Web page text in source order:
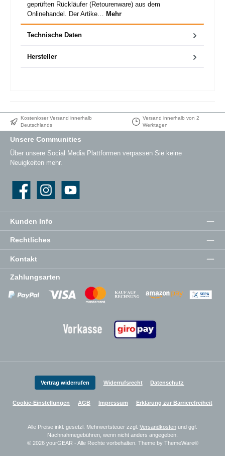
geprüften Rückläufer (Retourenware) aus dem
Onlinehandel. Der Artike… Mehr
Technische Daten
Hersteller
Kostenloser Versand innerhalb
Deutschlands
Versand innerhalb von 2
Werktagen
Kunden Info
Rechtliches
Kontakt
Unsere Communities
Über unsere Social Media Plattformen verpassen Sie keine
Neuigkeiten mehr.
Instagram YouTube
Zahlungsarten
Zahlungsanbieter Zahlungsanbieter
Zahlungsanbieter
Vertrag widerrufen Widerrufsrecht Datenschutz
Cookie-Einstellungen AGB Impressum Erklärung zur Barrierefreiheit
Alle Preise inkl. gesetzl. Mehrwertsteuer zzgl. Versandkosten und ggf.
Nachnahmegebühren, wenn nicht anders angegeben.
© 2026 yourGEAR - Alle Rechte vorbehalten. Theme by ThemeWare®